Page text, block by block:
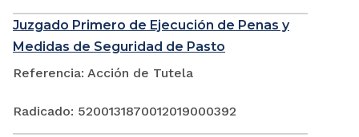
Juzgado Primero de Ejecución de Penas y
Medidas de Seguridad de Pasto
Referencia: Acción de Tutela
Radicado: 5200131870012019000392